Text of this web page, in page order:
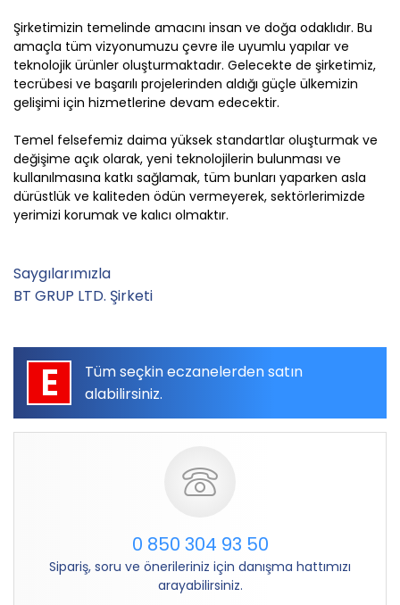
Şirketimizin temelinde amacını insan ve doğa odaklıdır. Bu
amaçla tüm vizyonumuzu çevre ile uyumlu yapılar ve
teknolojik ürünler oluşturmaktadır. Gelecekte de şirketimiz,
tecrübesi ve başarılı projelerinden aldığı güçle ülkemizin
gelişimi için hizmetlerine devam edecektir.
Temel felsefemiz daima yüksek standartlar oluşturmak ve
değişime açık olarak, yeni teknolojilerin bulunması ve
kullanılmasına katkı sağlamak, tüm bunları yaparken asla
dürüstlük ve kaliteden ödün vermeyerek, sektörlerimizde
yerimizi korumak ve kalıcı olmaktır.
Saygılarımızla
BT GRUP LTD. Şirketi
E
Tüm seçkin eczanelerden satın
alabilirsiniz.
0 850 304 93 50
Sipariş, soru ve önerileriniz için danışma hattımızı
arayabilirsiniz.